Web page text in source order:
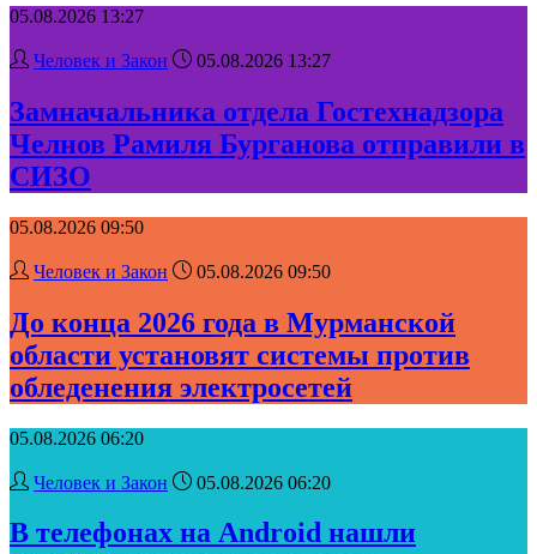
05.08.2026 13:27
Человек и Закон 05.08.2026 13:27
Замначальника отдела Гостехнадзора
Челнов Рамиля Бурганова отправили в
СИЗО
05.08.2026 09:50
Человек и Закон 05.08.2026 09:50
До конца 2026 года в Мурманской
области установят системы против
обледенения электросетей
05.08.2026 06:20
Человек и Закон 05.08.2026 06:20
В телефонах на Android нашли